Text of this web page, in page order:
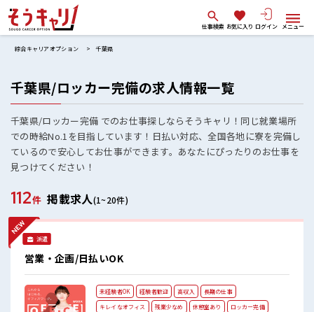
仕事検索 お気に入り ログイン メニュー
綜合キャリアオプション 千葉県
千葉県/ロッカー完備の求人情報一覧
千葉県/ロッカー完備 でのお仕事探しならそうキャリ！同じ就業場所
での時給No.1を目指しています！日払い対応、全国各地に寮を完備し
ているので安心してお仕事ができます。あなたにぴったりのお仕事を
見つけてください！
112件 掲載求人(1~20件)
派遣
営業・企画/日払いOK
未経験者OK 経験者歓迎 高収入
長期の仕事
キレイなオフィス
残業少なめ 休憩室あり
ロッカー完備